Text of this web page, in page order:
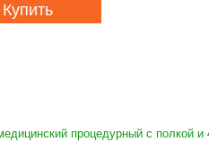
Купить
процедурный с полкой